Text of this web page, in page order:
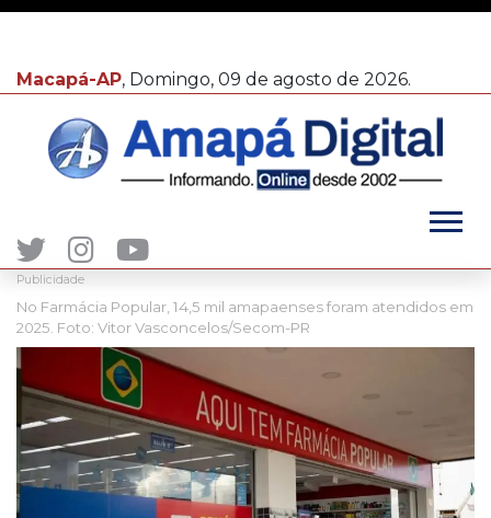
Macapá-AP, Domingo, 09 de agosto de 2026.
Publicidade
No Farmácia Popular, 14,5 mil amapaenses foram atendidos em
2025. Foto: Vitor Vasconcelos/Secom-PR